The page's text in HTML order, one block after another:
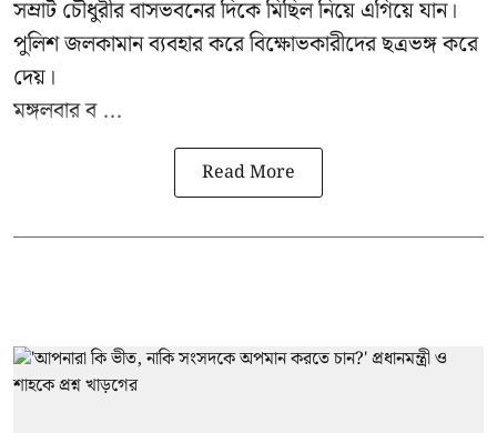
সম্রাট চৌধুরীর বাসভবনের দিকে মিছিল নিয়ে এগিয়ে যান।
পুলিশ জলকামান ব্যবহার করে বিক্ষোভকারীদের ছত্রভঙ্গ করে
দেয়।
মঙ্গলবার ব ...
Read More